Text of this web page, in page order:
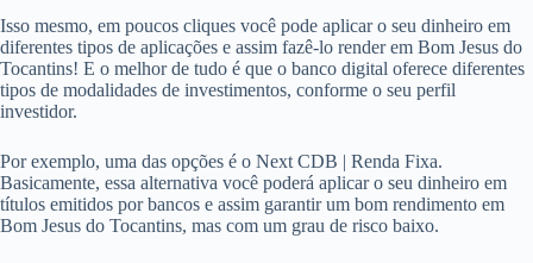
Isso mesmo, em poucos cliques você pode aplicar o seu dinheiro em
diferentes tipos de aplicações e assim fazê-lo render em Bom Jesus do
Tocantins! E o melhor de tudo é que o banco digital oferece diferentes
tipos de modalidades de investimentos, conforme o seu perfil
investidor.
Por exemplo, uma das opções é o Next CDB | Renda Fixa.
Basicamente, essa alternativa você poderá aplicar o seu dinheiro em
títulos emitidos por bancos e assim garantir um bom rendimento em
Bom Jesus do Tocantins, mas com um grau de risco baixo.